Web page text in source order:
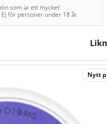
som är ett mycket
för personer under 18 år.
Nytt